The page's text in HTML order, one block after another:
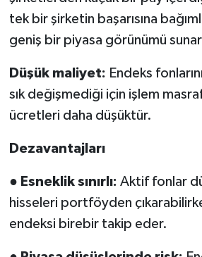
tek bir şirketin başarısına
geniş bir piyasa görünümü
Düşük maliyet: Endeks
sık değişmediği için işlem
ücretleri daha düşüktür.
Dezavantajları
● Esneklik sınırlı: Aktif fonlar
hisseleri portföyden
endeksi birebir takip eder.